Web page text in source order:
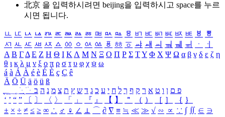
北京 을 입력하시려면 beijing을 입력하시고 space를 누르
시면 됩니다.
ㅥ ㅦ ㅧ ㅨ ㅩ ㅪ ㅫ ㅬ ㅭ ㅮ ㅯ ㅰ ㅱ ㅲ ㅳ ㅴ ㅵ ㅶ ㅷ ㅸ
ㅹ
ㅺ ㅻ ㅼ ㅽ ㅾ ㅿ ㆀ ㆁ ㆂ ㆃ ㆄ ㆅ ㆆ ㆇ ㆈ ㆉ ㆊ ㆋ ㆌ ㆍ
ㆎ
Α Β ΓΔ Ε Ζ Η Θ Ι ΚΛ Μ Ν Ξ Ο Π Ρ Σ ΤΥ Φ Χ Ψ Ω α β γ δ ε ζ η
θ ι κ λ μ ν ξ ο π ρ σ τ υ φ χ ψ ω
á à Á À é è É È ç Ç ê
Ä Ö Ü ä ö ü ß
ִֶֹ ֻּ ׁׂ פ ם ן ו ט א ר ק ף ך ל ח י ע כ ג ד ש ץ ת צ מ נ ה ב
‘ ’ “ ” 〔 〕 〈 〉 「 」 『 』 【 】 ＂ （ ） ［ ］ ｛ ｝
± × ÷ ≠ ≤ ≥ ∞ ∴ ♂ ♀ ∠ ⊥ ⌒ ∂ ∇ ≡ ≒ ≪ ≫ √ ∽ ∝ ∵ ∫ ∬ ∈ ∋